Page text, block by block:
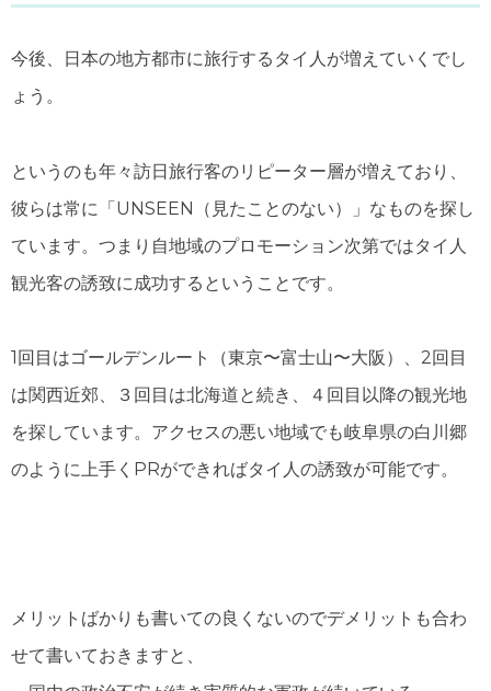
今後、日本の地方都市に旅行するタイ人が増えていくでし
ょう。
というのも年々訪日旅行客のリピーター層が増えており、
彼らは常に「UNSEEN（見たことのない）」なものを探し
ています。つまり自地域のプロモーション次第ではタイ人
観光客の誘致に成功するということです。
1回目はゴールデンルート（東京〜富士山〜大阪）、2回目
は関西近郊、３回目は北海道と続き、４回目以降の観光地
を探しています。アクセスの悪い地域でも岐阜県の白川郷
のように上手くPRができればタイ人の誘致が可能です。
メリットばかりも書いての良くないのでデメリットも合わ
せて書いておきますと、